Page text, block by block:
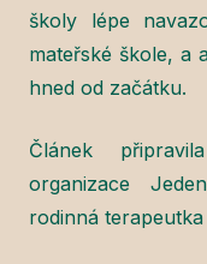
školy lépe
mateřské škole, a
hned od začátku.
Článek
organizace
rodinná